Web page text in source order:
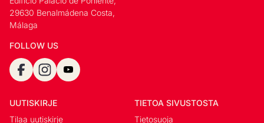
29630 Benalmádena Costa,
Málaga
FOLLOW US
UUTISKIRJE
Tilaa uutiskirje
TIETOA SIVUSTOSTA
Tietosuoja